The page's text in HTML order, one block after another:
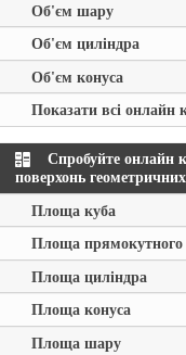
Об'єм шару
Об'єм циліндра
Об'єм конуса
Показати всі онлайн
Спробуйте онлайн
поверхонь
Площа куба
Площа прямокутного
Площа циліндра
Площа конуса
Площа шару